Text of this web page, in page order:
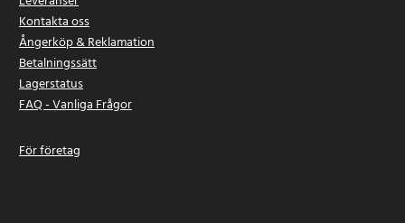
Kontakta oss
Ångerköp & Reklamation
Betalningssätt
Lagerstatus
FAQ - Vanliga Frågor
För företag